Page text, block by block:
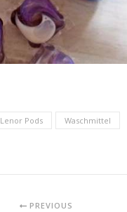
Lenor Pods Waschmittel
PREVIOUS